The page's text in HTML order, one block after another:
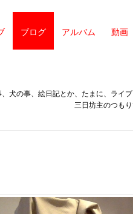
ブログ アルバム 動画
、犬の事、絵日記とか、たまに、ライ
三日坊主のつも